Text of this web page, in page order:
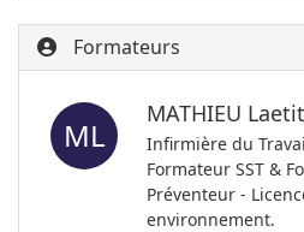
Formateurs
ML
MATHIEU
Infirmière du
Formateur SST &
Préventeur -
environnement.